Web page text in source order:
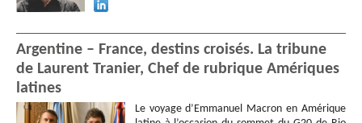
Argentine – France, destins croisés. La tribune
de Laurent Tranier, Chef de rubrique Amériques
latines
Le voyage d’Emmanuel Macron en Amérique